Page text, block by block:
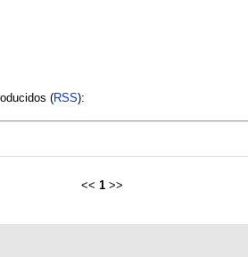
(RSS):
<< 1 >>